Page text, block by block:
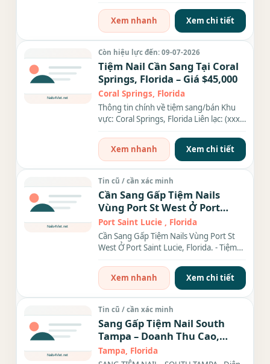
Xem nhanh
Xem chi tiết
Còn hiệu lực đến: 09-07-2026
Tiệm Nail Cần Sang Tại Coral
Springs, Florida – Giá $45,000
Coral Springs, Florida
Thông tin chính về tiệm sang/bán Khu
vực: Coral Springs, Florida Liên lạc: (xxx)
Xem nhanh
Xem chi tiết
Tin cũ / cần xác minh
Cần Sang Gấp Tiệm Nails
Vùng Port St West Ở Port
Saint Lucie, Florida.
Port Saint Lucie , Florida
Cần Sang Gấp Tiệm Nails Vùng Port St
West Ở Port Saint Lucie, Florida. - Tiệm
Xem nhanh
Xem chi tiết
Tin cũ / cần xác minh
Sang Gấp Tiệm Nail South
Tampa – Doanh Thu Cao,
Good Location
Tampa, Florida